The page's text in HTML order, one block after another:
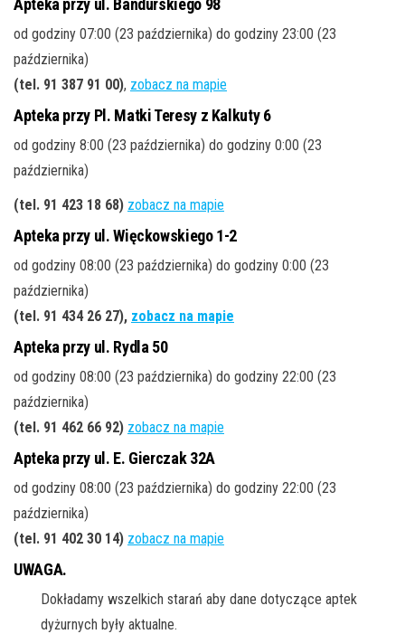
Apteka przy ul. Bandurskiego 98
od godziny 07:00 (23 października) do godziny 23:00 (23
października)
(tel. 91 387 91 00), zobacz na mapie
Apteka przy Pl. Matki Teresy z Kalkuty 6
od godziny 8:00 (23 października) do godziny 0:00 (23
października)
(tel. 91 423 18 68) zobacz na mapie
Apteka przy ul. Więckowskiego 1-2
od godziny 08:00 (23 października) do godziny 0:00 (23
października)
(tel. 91 434 26 27), zobacz na mapie
Apteka przy ul. Rydla 50
od godziny 08:00 (23 października) do godziny 22:00 (23
października)
(tel. 91 462 66 92) zobacz na mapie
Apteka przy ul. E. Gierczak 32A
od godziny 08:00 (23 października) do godziny 22:00 (23
października)
(tel. 91 402 30 14) zobacz na mapie
UWAGA.
Dokładamy wszelkich starań aby dane dotyczące aptek
dyżurnych były aktualne.